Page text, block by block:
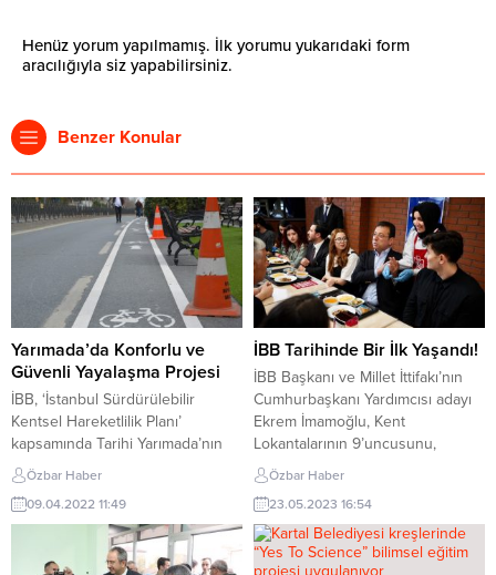
Henüz yorum yapılmamış. İlk yorumu yukarıdaki form
aracılığıyla siz yapabilirsiniz.
Benzer Konular
Yarımada’da Konforlu ve
Güvenli Yayalaşma Projesi
İBB, ‘İstanbul Sürdürülebilir
Kentsel Hareketlilik Planı’
kapsamında Tarihi Yarımada’nın
trafiğe kapalı sokaklarında
uygulamalı programlar yaptı. Ordu
Caddesi ve çevresindeki
yayaların hareketini sınırlayan
unsurlar tespit edildi. İhtiyaçlar
Özbar Haber
09.04.2022 11:49
İBB Tarihinde Bir İlk Yaşandı!
İBB Başkanı ve Millet İttifakı’nın
Cumhurbaşkanı Yardımcısı adayı
Ekrem İmamoğlu, Kent
Lokantalarının 9’uncusunu,
Gençlik Ofislerinin de 6’ncısını,
Sarıyer Rumelihisarüstü’nde açtı.
ilk yemek servisini kendi yapan
İmamoğlu, öğle yemeğinde
öğrenciler ve Boğaziçili
Özbar Haber
23.05.2023 16:54